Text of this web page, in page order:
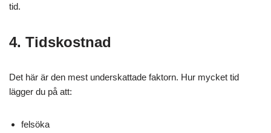
tid.
4. Tidskostnad
Det här är den mest underskattade faktorn. Hur mycket tid
lägger du på att:
felsöka